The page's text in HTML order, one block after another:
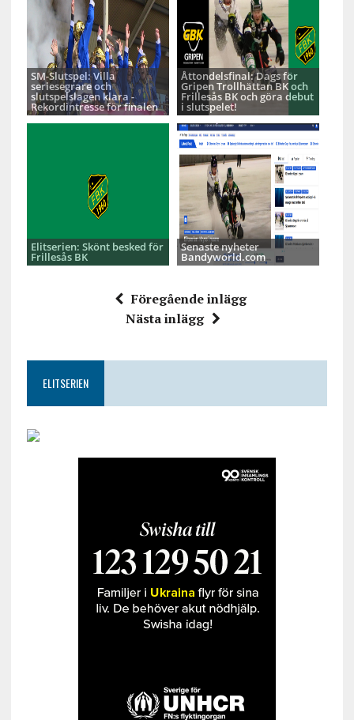
SM-Slutspel: Villa
seriesegrare och
slutspelslagen klara -
Rekordintresse för finalen
Åttondelsfinal: Dags för
Gripen Trollhättan BK och
Frillesås BK och göra debut
i slutspelet!
Elitserien: Skönt besked för
Frillesås BK
Senaste nyheter
Bandyworld.com
Föregående inlägg
Nästa inlägg
ELITSERIEN